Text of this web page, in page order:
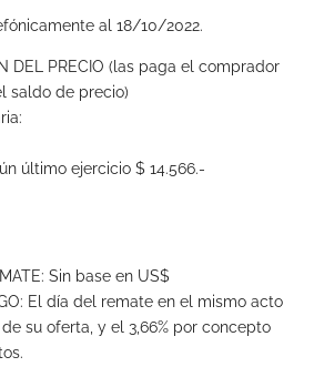
al 18/10/2022.
DEL PRECIO (las paga el comprador
saldo de precio)
último ejercicio $ 14.566.-
Sin base en US$
El día del remate en el mismo acto
su oferta, y el 3,66% por concepto